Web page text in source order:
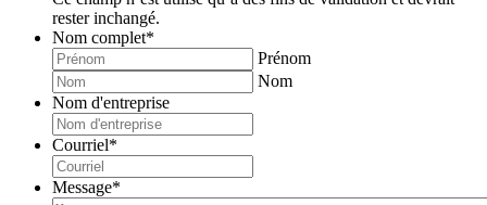
rester inchangé.
Nom complet*
Prénom
Nom
Nom d'entreprise
Courriel*
Message*